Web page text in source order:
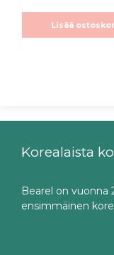
Lisää
Korealaista
Bearel on vuonna
ensimmäinen